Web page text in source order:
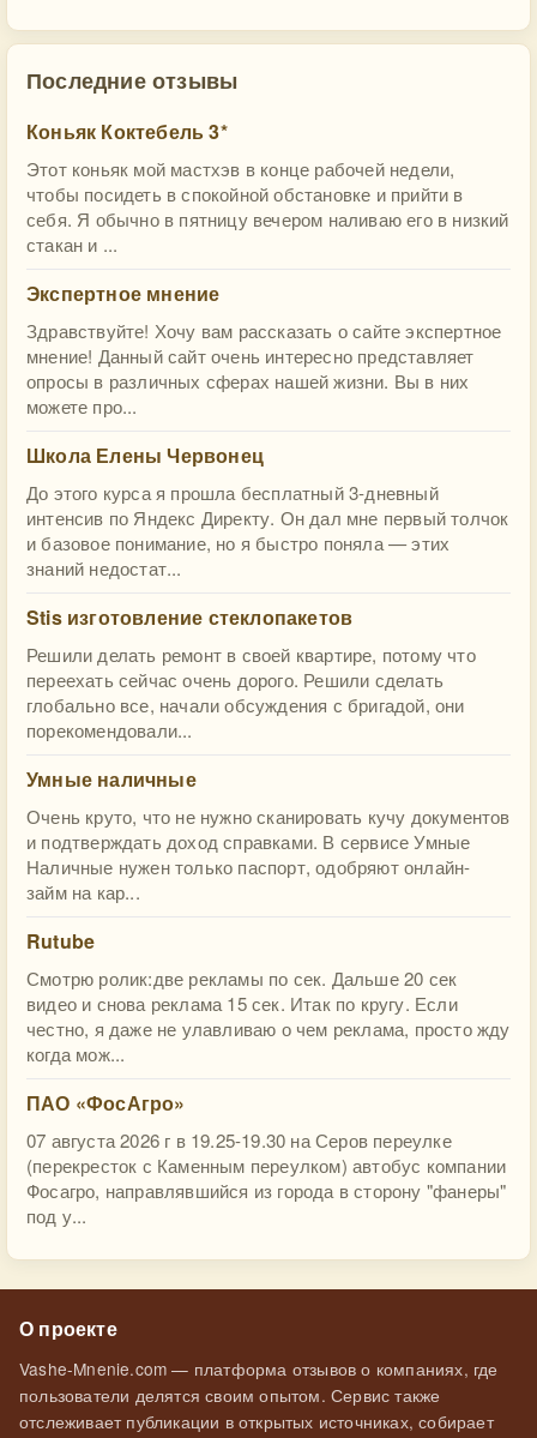
Последние отзывы
Коньяк Коктебель 3*
Этот коньяк мой мастхэв в конце рабочей недели,
чтобы посидеть в спокойной обстановке и прийти в
себя. Я обычно в пятницу вечером наливаю его в низкий
стакан и ...
Экспертное мнение
Здравствуйте! Хочу вам рассказать о сайте экспертное
мнение! Данный сайт очень интересно представляет
опросы в различных сферах нашей жизни. Вы в них
можете про...
Школа Елены Червонец
До этого курса я прошла бесплатный 3-дневный
интенсив по Яндекс Директу. Он дал мне первый толчок
и базовое понимание, но я быстро поняла — этих
знаний недостат...
Stis изготовление стеклопакетов
Решили делать ремонт в своей квартире, потому что
переехать сейчас очень дорого. Решили сделать
глобально все, начали обсуждения с бригадой, они
порекомендовали...
Умные наличные
Очень круто, что не нужно сканировать кучу документов
и подтверждать доход справками. В сервисе Умные
Наличные нужен только паспорт, одобряют онлайн-
займ на кар...
Rutube
Смотрю ролик:две рекламы по сек. Дальше 20 сек
видео и снова реклама 15 сек. Итак по кругу. Если
честно, я даже не улавливаю о чем реклама, просто жду
когда мож...
ПАО «ФосАгро»
07 августа 2026 г в 19.25-19.30 на Серов переулке
(перекресток с Каменным переулком) автобус компании
Фосагро, направлявшийся из города в сторону "фанеры"
под у...
О проекте
Vashe-Mnenie.com — платформа отзывов о компаниях, где
пользователи делятся своим опытом. Сервис также
отслеживает публикации в открытых источниках, собирает